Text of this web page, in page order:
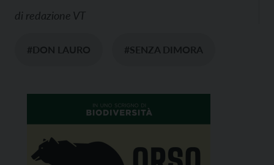
di redazione VT
#DON LAURO #SENZA DIMORA